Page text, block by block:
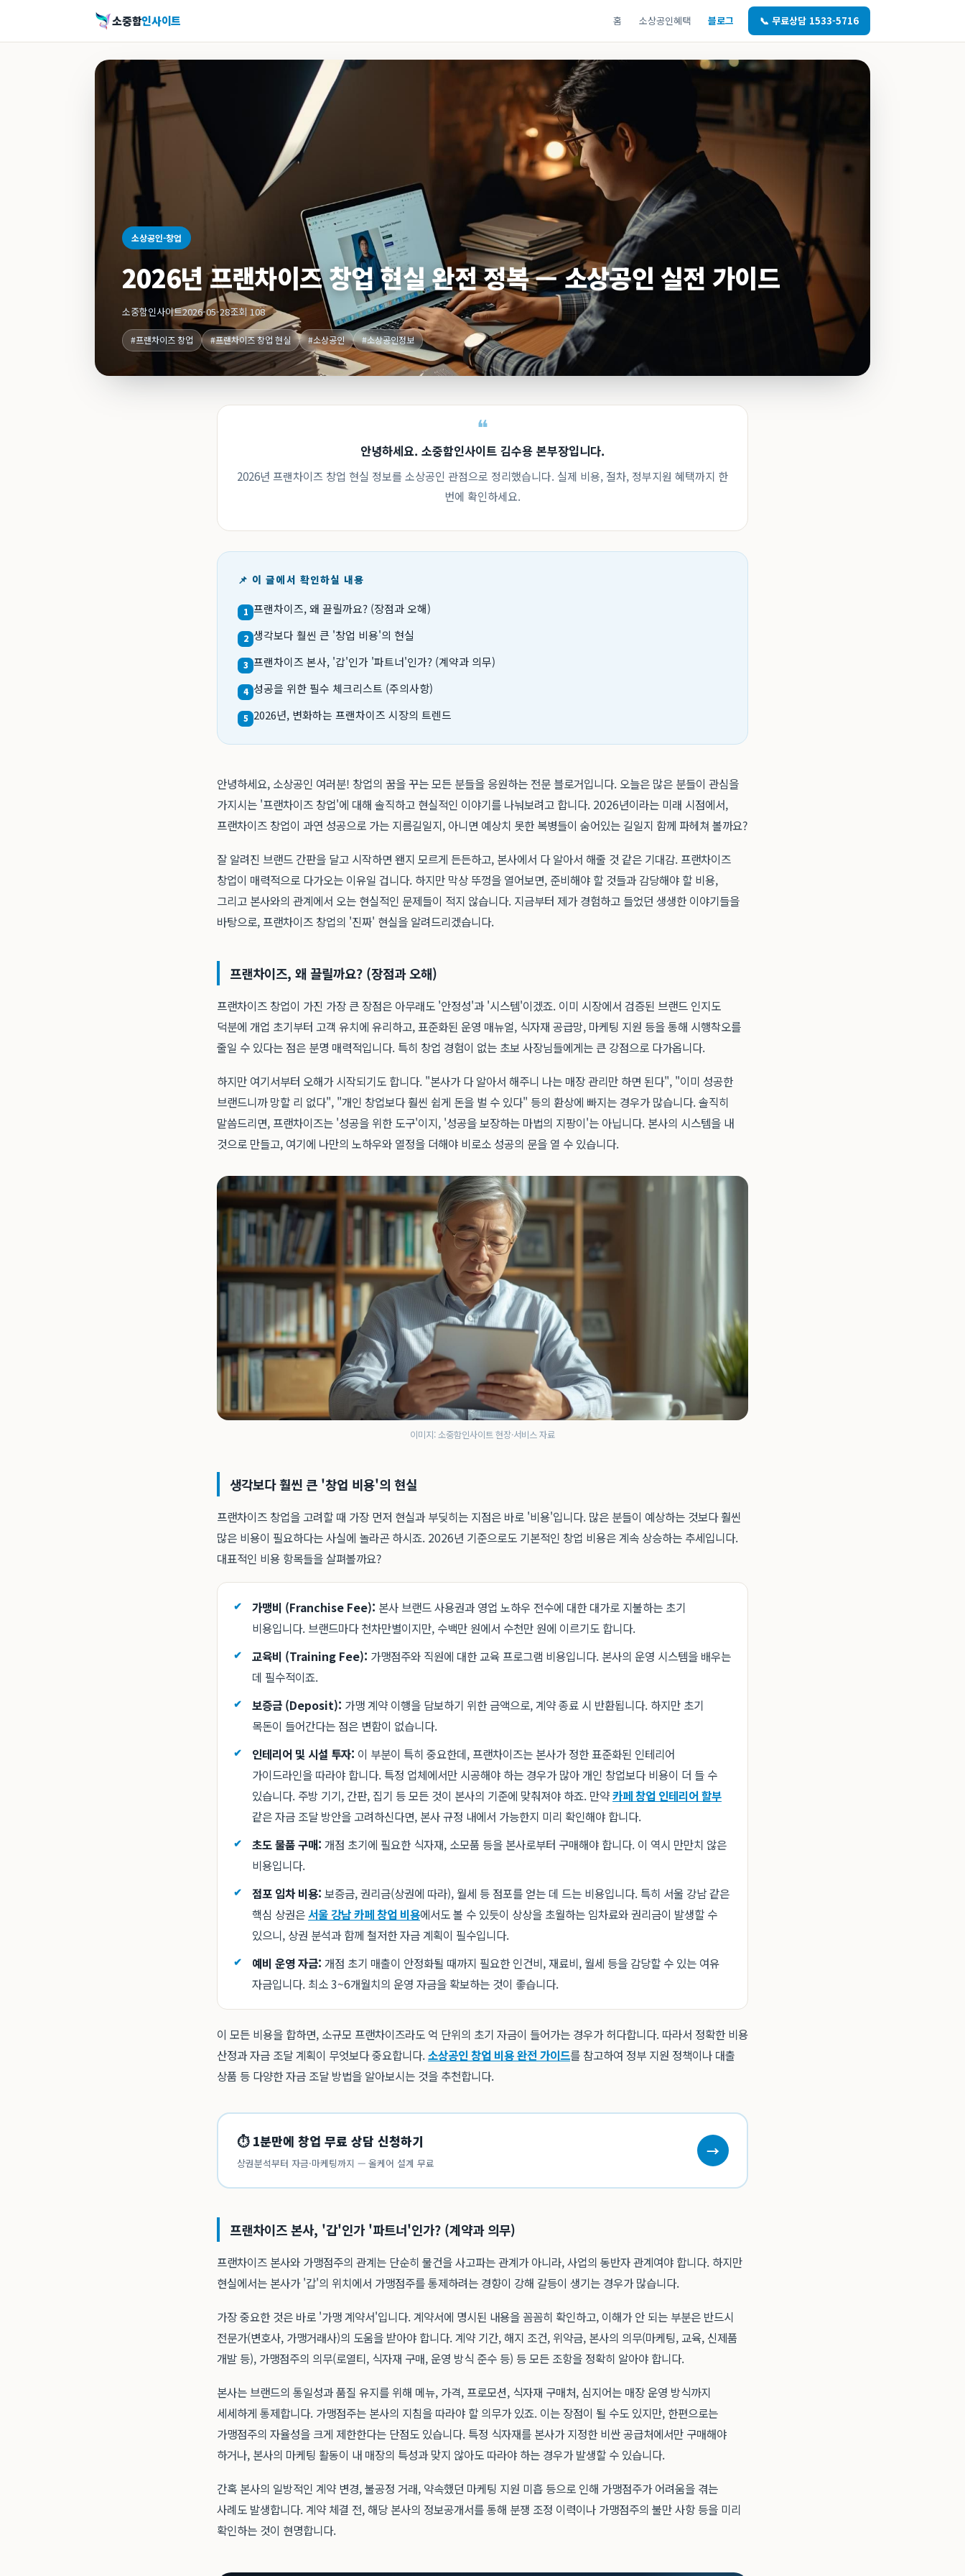
소중함인사이트 홈 소상공인혜택 블로그 📞 무료상담 1533-5716
소상공인-창업
2026년 프랜차이즈 창업 현실 완전 정복 — 소상공인 실전 가이드
소중함인사이트2026-05-28조회 108
#프랜차이즈 창업 #프랜차이즈 창업 현실 #소상공인 #소상공인정보
안녕하세요. 소중함인사이트 김수용 본부장입니다.
2026년 프랜차이즈 창업 현실 정보를 소상공인 관점으로 정리했습니다. 실제 비용, 절차, 정부지원 혜택까지 한
번에 확인하세요.
📌 이 글에서 확인하실 내용
1 프랜차이즈, 왜 끌릴까요? (장점과 오해)
2 생각보다 훨씬 큰 '창업 비용'의 현실
3 프랜차이즈 본사, '갑'인가 '파트너'인가? (계약과 의무)
4 성공을 위한 필수 체크리스트 (주의사항)
5 2026년, 변화하는 프랜차이즈 시장의 트렌드
안녕하세요, 소상공인 여러분! 창업의 꿈을 꾸는 모든 분들을 응원하는 전문 블로거입니다. 오늘은 많은 분들이 관심을
가지시는 '프랜차이즈 창업'에 대해 솔직하고 현실적인 이야기를 나눠보려고 합니다. 2026년이라는 미래 시점에서,
프랜차이즈 창업이 과연 성공으로 가는 지름길일지, 아니면 예상치 못한 복병들이 숨어있는 길일지 함께 파헤쳐 볼까요?
잘 알려진 브랜드 간판을 달고 시작하면 왠지 모르게 든든하고, 본사에서 다 알아서 해줄 것 같은 기대감. 프랜차이즈
창업이 매력적으로 다가오는 이유일 겁니다. 하지만 막상 뚜껑을 열어보면, 준비해야 할 것들과 감당해야 할 비용,
그리고 본사와의 관계에서 오는 현실적인 문제들이 적지 않습니다. 지금부터 제가 경험하고 들었던 생생한 이야기들을
바탕으로, 프랜차이즈 창업의 '진짜' 현실을 알려드리겠습니다.
프랜차이즈, 왜 끌릴까요? (장점과 오해)
프랜차이즈 창업이 가진 가장 큰 장점은 아무래도 '안정성'과 '시스템'이겠죠. 이미 시장에서 검증된 브랜드 인지도
덕분에 개업 초기부터 고객 유치에 유리하고, 표준화된 운영 매뉴얼, 식자재 공급망, 마케팅 지원 등을 통해 시행착오를
줄일 수 있다는 점은 분명 매력적입니다. 특히 창업 경험이 없는 초보 사장님들에게는 큰 강점으로 다가옵니다.
하지만 여기서부터 오해가 시작되기도 합니다. "본사가 다 알아서 해주니 나는 매장 관리만 하면 된다", "이미 성공한
브랜드니까 망할 리 없다", "개인 창업보다 훨씬 쉽게 돈을 벌 수 있다" 등의 환상에 빠지는 경우가 많습니다. 솔직히
말씀드리면, 프랜차이즈는 '성공을 위한 도구'이지, '성공을 보장하는 마법의 지팡이'는 아닙니다. 본사의 시스템을 내
것으로 만들고, 여기에 나만의 노하우와 열정을 더해야 비로소 성공의 문을 열 수 있습니다.
이미지: 소중함인사이트 현장·서비스 자료
생각보다 훨씬 큰 '창업 비용'의 현실
프랜차이즈 창업을 고려할 때 가장 먼저 현실과 부딪히는 지점은 바로 '비용'입니다. 많은 분들이 예상하는 것보다 훨씬
많은 비용이 필요하다는 사실에 놀라곤 하시죠. 2026년 기준으로도 기본적인 창업 비용은 계속 상승하는 추세입니다.
대표적인 비용 항목들을 살펴볼까요?
가맹비 (Franchise Fee): 본사 브랜드 사용권과 영업 노하우 전수에 대한 대가로 지불하는 초기
비용입니다. 브랜드마다 천차만별이지만, 수백만 원에서 수천만 원에 이르기도 합니다.
교육비 (Training Fee): 가맹점주와 직원에 대한 교육 프로그램 비용입니다. 본사의 운영 시스템을 배우는
데 필수적이죠.
보증금 (Deposit): 가맹 계약 이행을 담보하기 위한 금액으로, 계약 종료 시 반환됩니다. 하지만 초기
목돈이 들어간다는 점은 변함이 없습니다.
인테리어 및 시설 투자: 이 부분이 특히 중요한데, 프랜차이즈는 본사가 정한 표준화된 인테리어
가이드라인을 따라야 합니다. 특정 업체에서만 시공해야 하는 경우가 많아 개인 창업보다 비용이 더 들 수
있습니다. 주방 기기, 간판, 집기 등 모든 것이 본사의 기준에 맞춰져야 하죠. 만약카페 창업 인테리어 할부
같은 자금 조달 방안을 고려하신다면, 본사 규정 내에서 가능한지 미리 확인해야 합니다.
초도 물품 구매: 개점 초기에 필요한 식자재, 소모품 등을 본사로부터 구매해야 합니다. 이 역시 만만치 않은
비용입니다.
점포 임차 비용: 보증금, 권리금(상권에 따라), 월세 등 점포를 얻는 데 드는 비용입니다. 특히 서울 강남 같은
핵심 상권은 서울 강남 카페 창업 비용에서도 볼 수 있듯이 상상을 초월하는 임차료와 권리금이 발생할 수
있으니, 상권 분석과 함께 철저한 자금 계획이 필수입니다.
예비 운영 자금: 개점 초기 매출이 안정화될 때까지 필요한 인건비, 재료비, 월세 등을 감당할 수 있는 여유
자금입니다. 최소 3~6개월치의 운영 자금을 확보하는 것이 좋습니다.
이 모든 비용을 합하면, 소규모 프랜차이즈라도 억 단위의 초기 자금이 들어가는 경우가 허다합니다. 따라서 정확한 비용
산정과 자금 조달 계획이 무엇보다 중요합니다.소상공인 창업 비용 완전 가이드를 참고하여 정부 지원 정책이나 대출
상품 등 다양한 자금 조달 방법을 알아보시는 것을 추천합니다.
⏱ 1분만에 창업 무료 상담 신청하기
상권분석부터 자금·마케팅까지 — 올케어 설계 무료
→
프랜차이즈 본사, '갑'인가 '파트너'인가? (계약과 의무)
프랜차이즈 본사와 가맹점주의 관계는 단순히 물건을 사고파는 관계가 아니라, 사업의 동반자 관계여야 합니다. 하지만
현실에서는 본사가 '갑'의 위치에서 가맹점주를 통제하려는 경향이 강해 갈등이 생기는 경우가 많습니다.
가장 중요한 것은 바로 '가맹 계약서'입니다. 계약서에 명시된 내용을 꼼꼼히 확인하고, 이해가 안 되는 부분은 반드시
전문가(변호사, 가맹거래사)의 도움을 받아야 합니다. 계약 기간, 해지 조건, 위약금, 본사의 의무(마케팅, 교육, 신제품
개발 등), 가맹점주의 의무(로열티, 식자재 구매, 운영 방식 준수 등) 등 모든 조항을 정확히 알아야 합니다.
본사는 브랜드의 통일성과 품질 유지를 위해 메뉴, 가격, 프로모션, 식자재 구매처, 심지어는 매장 운영 방식까지
세세하게 통제합니다. 가맹점주는 본사의 지침을 따라야 할 의무가 있죠. 이는 장점이 될 수도 있지만, 한편으로는
가맹점주의 자율성을 크게 제한한다는 단점도 있습니다. 특정 식자재를 본사가 지정한 비싼 공급처에서만 구매해야
하거나, 본사의 마케팅 활동이 내 매장의 특성과 맞지 않아도 따라야 하는 경우가 발생할 수 있습니다.
간혹 본사의 일방적인 계약 변경, 불공정 거래, 약속했던 마케팅 지원 미흡 등으로 인해 가맹점주가 어려움을 겪는
사례도 발생합니다. 계약 체결 전, 해당 본사의 정보공개서를 통해 분쟁 조정 이력이나 가맹점주의 불만 사항 등을 미리
확인하는 것이 현명합니다.